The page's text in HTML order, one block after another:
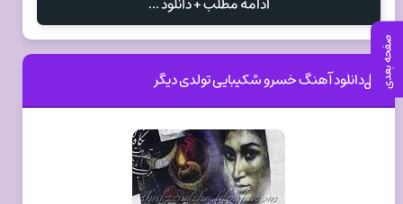
ادامه مطلب + دانلود ...
دانلود آهنگ خسرو شکیبایی تولدی دیگر صفحه بعدی